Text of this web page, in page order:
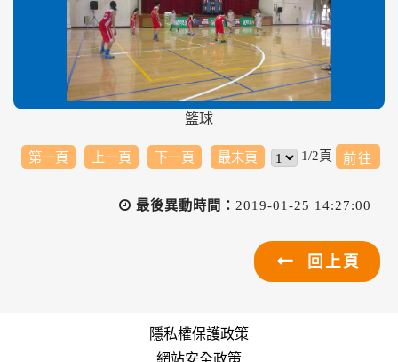
籃球
第一頁 上一頁 下一頁 最末頁 1/2頁
最後異動時間： 2019-01-25 14:27:00
回上頁
隱私權保護政策
網站安全政策